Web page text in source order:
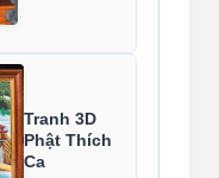
Tranh 3D
Phật Thích
Ca